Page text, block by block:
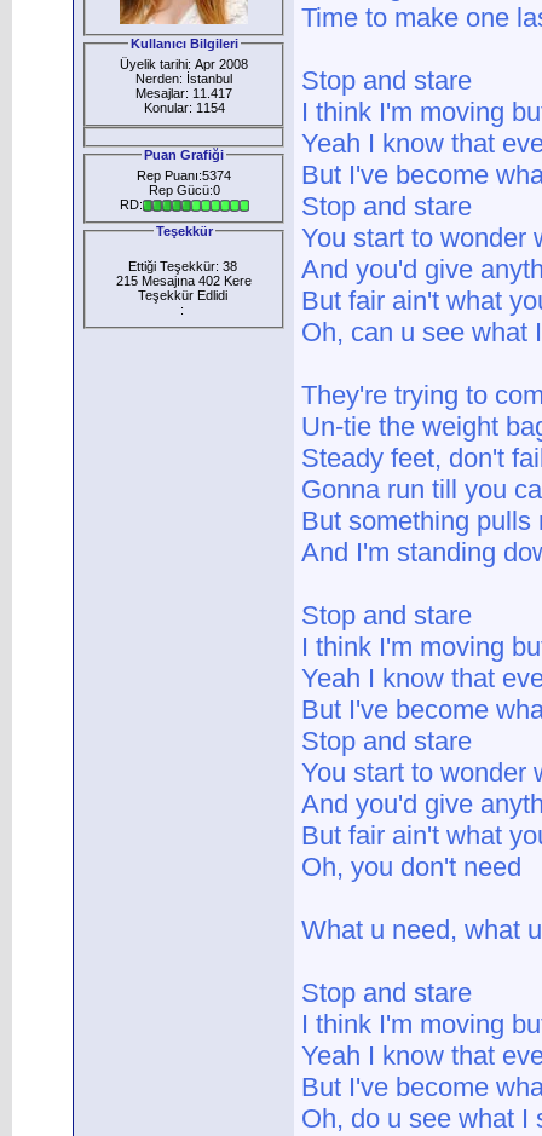
Kullanıcı Bilgileri
Üyelik tarihi: Apr 2008
Nerden: İstanbul
Mesajlar: 11.417
Konular: 1154
Puan Grafiği
Rep Puanı:5374
Rep Gücü:0
RD:
Teşekkür
Ettiği Teşekkür: 38
215 Mesajına 402 Kere
Teşekkür Edlidi
:
Time to make one
Stop and stare
I think I'm moving
Yeah I know that
But I've become
Stop and stare
You start to wonder
And you'd give
But fair ain't what
Oh, can u see what
They're trying to
Un-tie the weight
Steady feet, don't
Gonna run till you
But something pulls
And I'm standing
Stop and stare
I think I'm moving
Yeah I know that
But I've become
Stop and stare
You start to wonder
And you'd give
But fair ain't what
Oh, you don't need
What u need, what
Stop and stare
I think I'm moving
Yeah I know that
But I've become
Oh, do u see what I